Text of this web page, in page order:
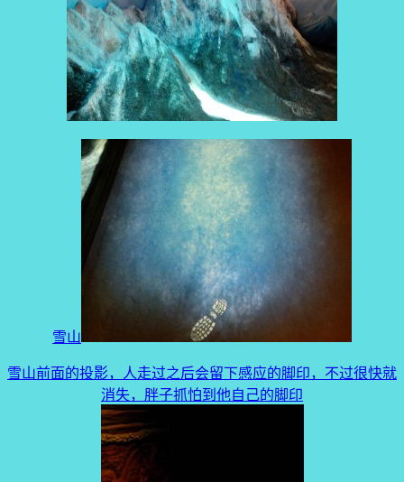
雪山
雪山前面的投影，人走过之后会留下感应的脚印，不过很快就
消失，胖子抓怕到他自己的脚印